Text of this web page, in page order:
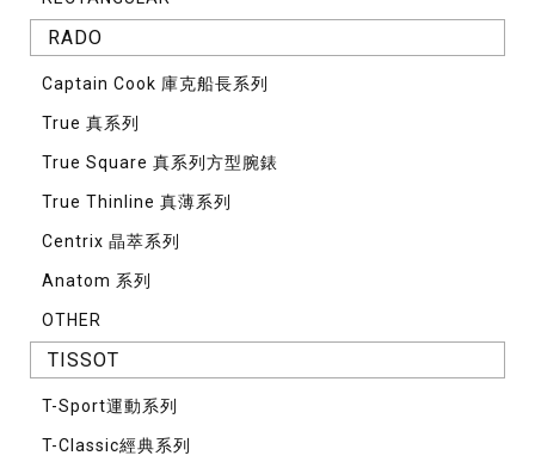
RADO
Captain Cook 庫克船長系列
True 真系列
True Square 真系列方型腕錶
True Thinline 真薄系列
Centrix 晶萃系列
Anatom 系列
OTHER
TISSOT
T-Sport運動系列
T-Classic經典系列